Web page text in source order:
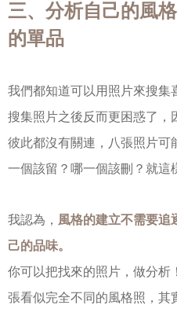
三、分析自己的風
的單品
我們都知道可以用照片來搜集
搜集照片之後反而更困惑了，
彼此都沒有關連，八張照片可
一個該留？哪一個該刪？就這
我認為， 風格的建立不需要追
己的品味。
你可以把找來的照片，做分析！
張看似完全不同的風格照，其